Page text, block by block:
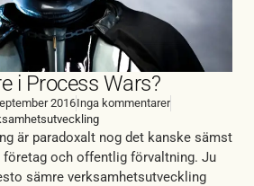
i Process Wars?
2016Inga kommentarer
är paradoxalt nog det kanske sämst
företag och offentlig förvaltning. Ju
sämre verksamhetsutveckling